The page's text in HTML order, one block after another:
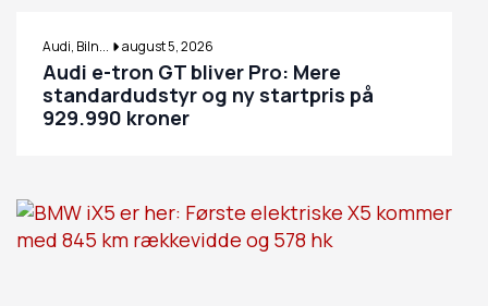
Audi, Biln... august 5, 2026
Audi e-tron GT bliver Pro: Mere
standardudstyr og ny startpris på
929.990 kroner